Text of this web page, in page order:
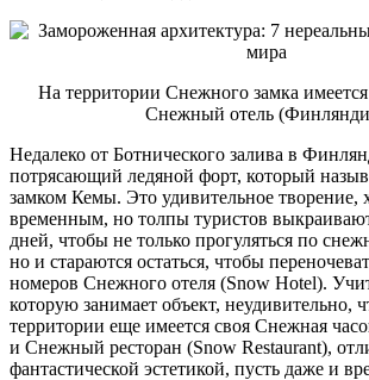
На территории Снежного замка
Снежный отель
Недалеко от Ботнического залива в
потрясающий ледяной форт, который
замком Кемы. Это удивительное творение,
временным, но толпы туристов
дней, чтобы не только прогуляться по
но и стараются остаться, чтобы
номеров Снежного отеля (Snow Hotel).
которую занимает объект, неудивительно,
территории еще имеется своя Снежная
и Снежный ресторан (Snow Restaurant),
фантастической эстетикой, пусть даже и